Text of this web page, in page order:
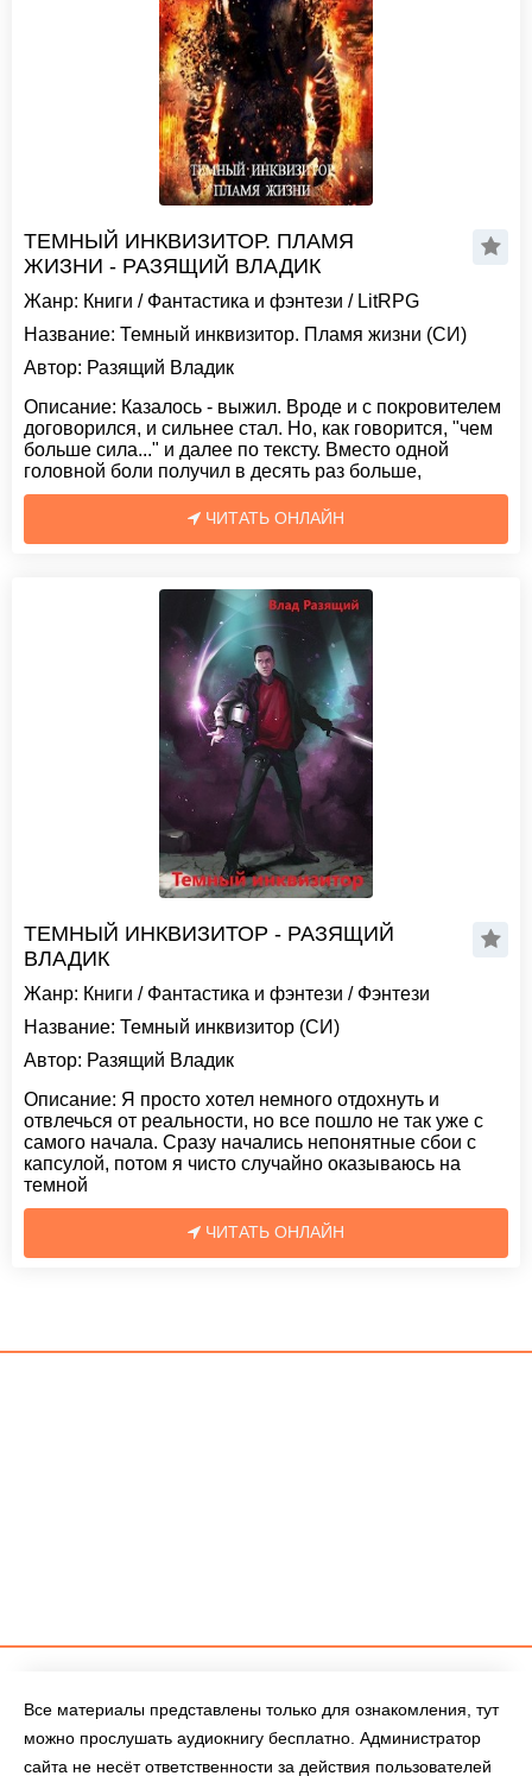
ТЕМНЫЙ ИНКВИЗИТОР. ПЛАМЯ
ЖИЗНИ - РАЗЯЩИЙ ВЛАДИК
Жанр: Книги / Фантастика и фэнтези / LitRPG
Название: Темный инквизитор. Пламя жизни (СИ)
Автор: Разящий Владик
Описание: Казалось - выжил. Вроде и с покровителем
договорился, и сильнее стал. Но, как говорится, "чeм
больше сила..." и далее по тексту. Вместо одной
головной боли получил в десять раз больше,
ЧИТАТЬ ОНЛАЙН
ТЕМНЫЙ ИНКВИЗИТОР - РАЗЯЩИЙ
ВЛАДИК
Жанр: Книги / Фантастика и фэнтези / Фэнтези
Название: Темный инквизитор (СИ)
Автор: Разящий Владик
Описание: Я просто хотел немного отдохнуть и
отвлечься от реальности, но все пошло не так уже с
самого начала. Сразу начались непонятные сбои с
капсулой, потом я чисто случайно оказываюсь на
темной
ЧИТАТЬ ОНЛАЙН
Все материалы представлены только для ознакомления, тут
можно прослушать аудиокнигу бесплатно. Администратор
сайта не несёт ответственности за действия пользователей